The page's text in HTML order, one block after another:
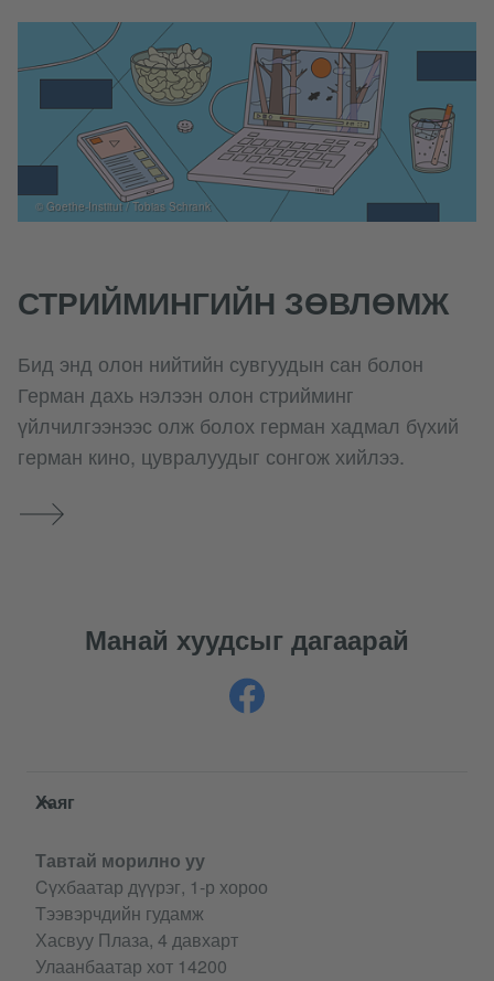
СТРИЙМИНГИЙН ЗӨВЛӨМЖ
Бид энд олон нийтийн сувгуудын сан болон
Герман дахь нэлээн олон стрийминг
үйлчилгээнээс олж болох герман хадмал бүхий
герман кино, цувралуудыг сонгож хийлээ.
© Goethe-Institut / Tobias Schrank
Манай хуудсыг дагаарай
Service- und Informationsbereich
Хаяг
Тавтай морилно уу
Cүхбаатар дүүрэг, 1-р хороо
Tээвэрчдийн гудамж
Хасвуу Плаза, 4 давхарт
Улаанбаатар хот 14200